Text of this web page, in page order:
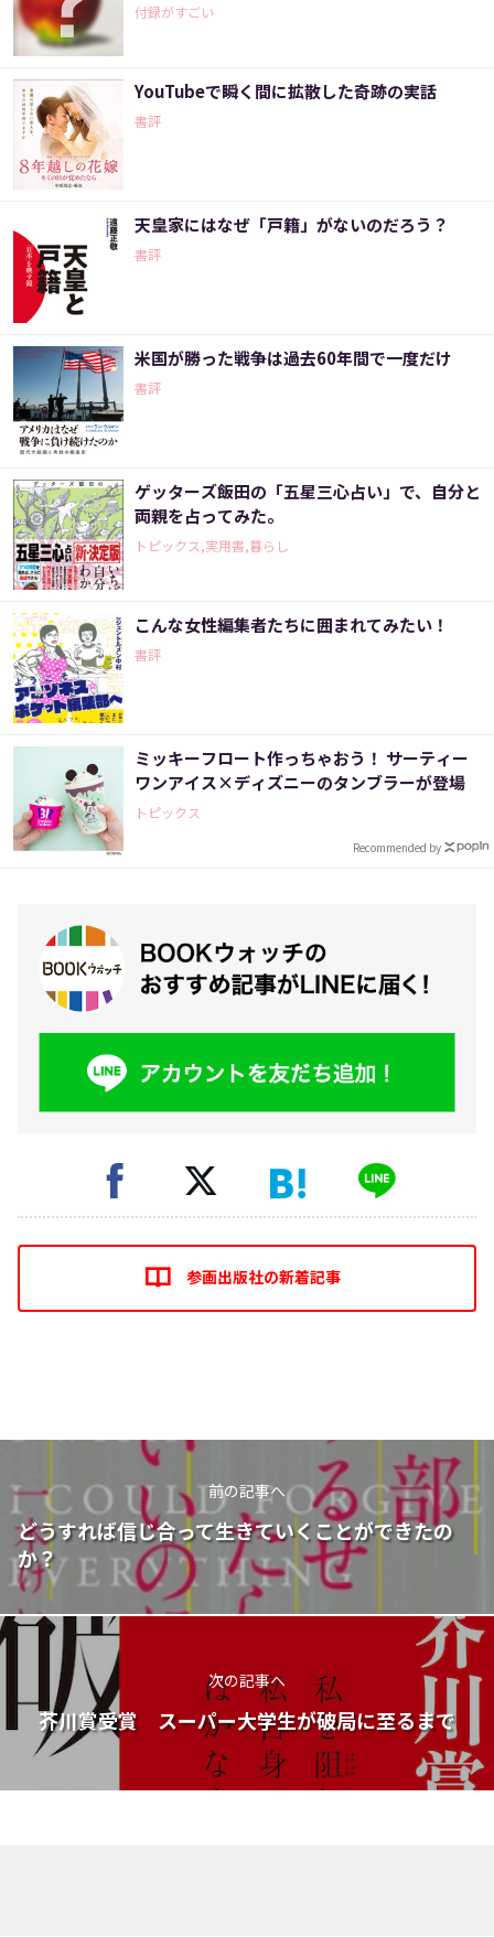
付録がすごい
YouTubeで瞬く間に拡散した奇跡の実話
書評
天皇家にはなぜ「戸籍」がないのだろう？
書評
米国が勝った戦争は過去60年間で一度だけ
書評
ゲッターズ飯田の「五星三心占い」で、自分と
両親を占ってみた。
トピックス,実用書,暮らし
こんな女性編集者たちに囲まれてみたい！
書評
ミッキーフロート作っちゃおう！ サーティー
ワンアイス×ディズニーのタンブラーが登場
トピックス
Recommended by
参画出版社の新着記事
前の記事へ
どうすれば信じ合って生きていくことができたの
か？
次の記事へ
芥川賞受賞 スーパー大学生が破局に至るまで